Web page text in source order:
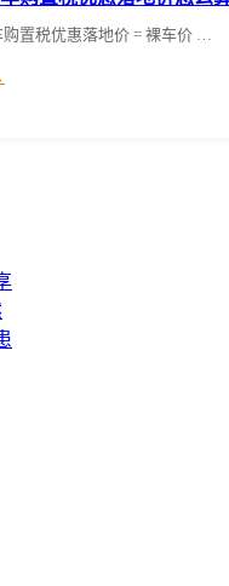
置税优惠落地价 = 裸车价 …